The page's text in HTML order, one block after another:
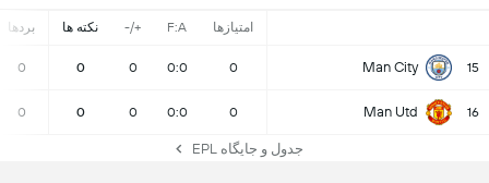
امتیازها F:A
+/- نکته ها بردها
15
Man City
0
0:0
0
0
0
16
Man Utd
0
0:0
0
0
0
جدول و جایگاه EPL